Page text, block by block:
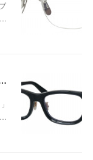
ントンシェイプが上品な存在感を演出する、日本企画モデル】TOM FORD TF6164-D-Bが入荷！